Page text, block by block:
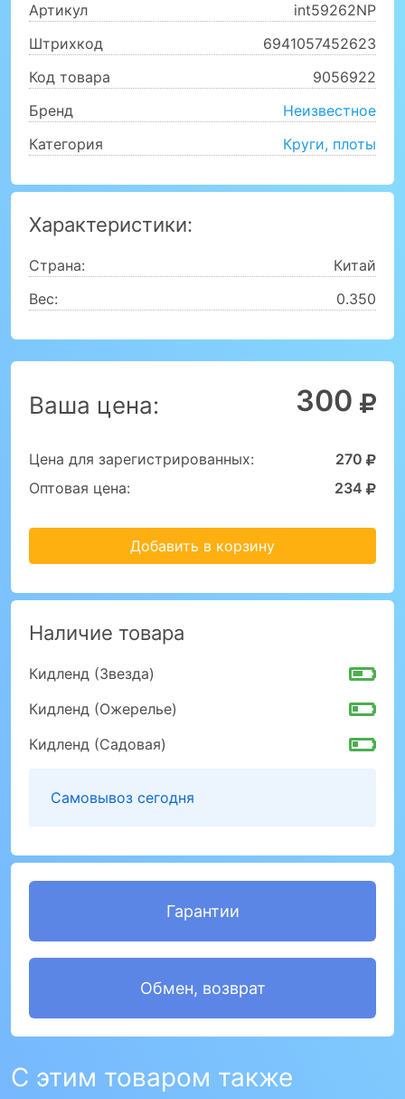
Артикул
int59262NP
Штрихкод
6941057452623
Код товара
9056922
Бренд
Неизвестное
Категория
Круги, плоты
Характеристики:
Страна:
Китай
Вес:
0.350
Ваша цена: 300
Цена для зарегистрированных:
270
Оптовая цена:
234
Добавить в корзину
Наличие товара
Кидленд (Звезда)
Кидленд (Ожерелье)
Кидленд (Садовая)
Самовывоз сегодня
Гарантии
Обмен, возврат
С этим товаром также